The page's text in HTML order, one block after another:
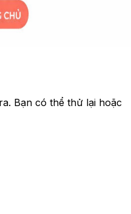
Bạn có thể thử lại hoặc